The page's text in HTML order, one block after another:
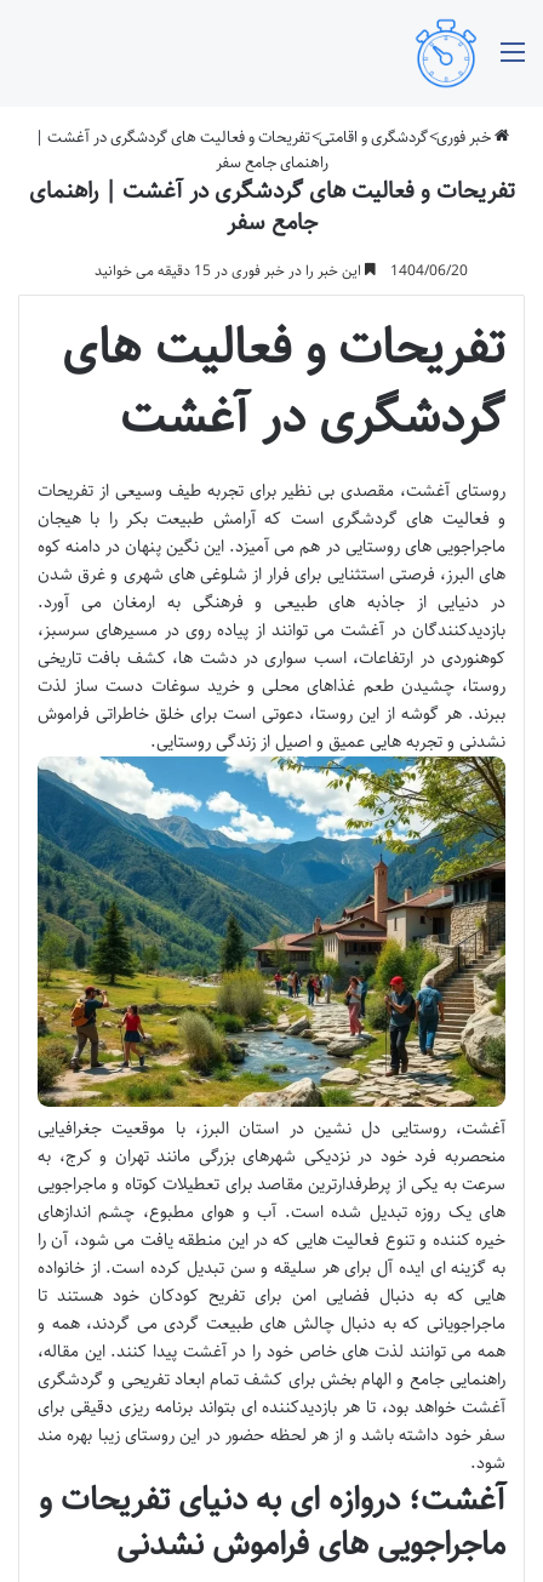
خبر فوری>گردشگری و اقامتی>تفریحات و فعالیت های گردشگری در آغشت |
راهنمای جامع سفر
تفریحات و فعالیت های گردشگری در آغشت | راهنمای
جامع سفر
1404/06/20 این خبر را در خبر فوری در 15 دقیقه می خوانید
تفریحات و فعالیت های
گردشگری در آغشت
روستای آغشت، مقصدی بی نظیر برای تجربه طیف وسیعی از تفریحات
و فعالیت های گردشگری است که آرامش طبیعت بکر را با هیجان
ماجراجویی های روستایی در هم می آمیزد. این نگین پنهان در دامنه کوه
های البرز، فرصتی استثنایی برای فرار از شلوغی های شهری و غرق شدن
در دنیایی از جاذبه های طبیعی و فرهنگی به ارمغان می آورد.
بازدیدکنندگان در آغشت می توانند از پیاده روی در مسیرهای سرسبز،
کوهنوردی در ارتفاعات، اسب سواری در دشت ها، کشف بافت تاریخی
روستا، چشیدن طعم غذاهای محلی و خرید سوغات دست ساز لذت
ببرند. هر گوشه از این روستا، دعوتی است برای خلق خاطراتی فراموش
نشدنی و تجربه هایی عمیق و اصیل از زندگی روستایی.
آغشت، روستایی دل نشین در استان البرز، با موقعیت جغرافیایی
منحصربه فرد خود در نزدیکی شهرهای بزرگی مانند تهران و کرج، به
سرعت به یکی از پرطرفدارترین مقاصد برای تعطیلات کوتاه و ماجراجویی
های یک روزه تبدیل شده است. آب و هوای مطبوع، چشم اندازهای
خیره کننده و تنوع فعالیت هایی که در این منطقه یافت می شود، آن را
به گزینه ای ایده آل برای هر سلیقه و سن تبدیل کرده است. از خانواده
هایی که به دنبال فضایی امن برای تفریح کودکان خود هستند تا
ماجراجویانی که به دنبال چالش های طبیعت گردی می گردند، همه و
همه می توانند لذت های خاص خود را در آغشت پیدا کنند. این مقاله،
راهنمایی جامع و الهام بخش برای کشف تمام ابعاد تفریحی و گردشگری
آغشت خواهد بود، تا هر بازدیدکننده ای بتواند برنامه ریزی دقیقی برای
سفر خود داشته باشد و از هر لحظه حضور در این روستای زیبا بهره مند
شود.
آغشت؛ دروازه ای به دنیای تفریحات و
ماجراجویی های فراموش نشدنی